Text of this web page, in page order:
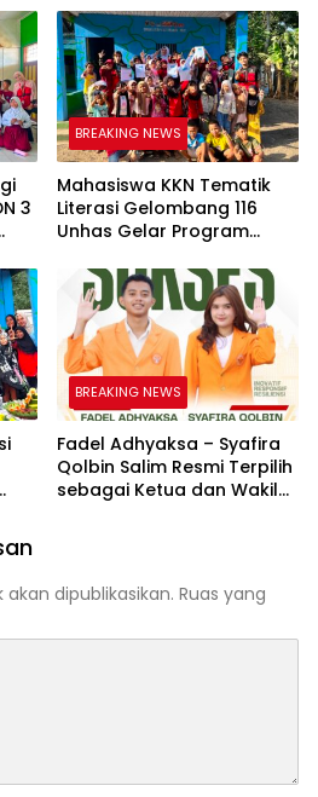
Tolo
3
BREAKING NEWS
Mahasiswa KKN Tematik
Literasi Gelombang 116
Unhas Gelar Program
Baca Anak Melalui
Membaca Nyaring
BREAKING NEWS
Fadel Adhyaksa – Syafira
Qolbin Salim Resmi Terpilih
sebagai Ketua dan Wakil
dipublikasikan. Ruas yang